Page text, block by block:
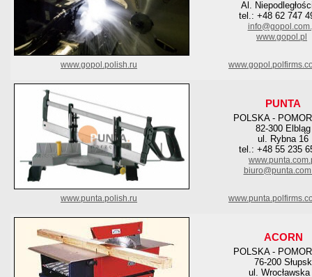
Al.
tel.: +48 62 747
www.gopol.pl
www.gopol.polish.ru
PUNTA
POLSKA -
82-300 Elbląg
ul. Rybna 16
tel.: +48 55 235
www.punta.polish.ru
ACORN
POLSKA -
76-200 Słupsk
ul. Wrocławska